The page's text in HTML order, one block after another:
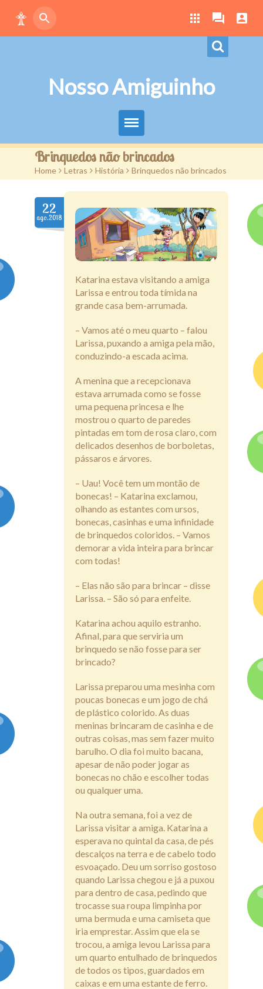
Nosso Amiguinho
Eduque Brincando
Letras
Downloads
Atividades
Assine
Brinquedos não brincados
Home > Letras > História > Brinquedos não brincados
22
ago.2018
Katarina estava visitando a amiga
Larissa e entrou toda tímida na
grande casa bem-arrumada.
– Vamos até o meu quarto – falou
Larissa, puxando a amiga pela mão,
conduzindo-a escada acima.
A menina que a recepcionava
estava arrumada como se fosse
uma pequena princesa e lhe
mostrou o quarto de paredes
pintadas em tom de rosa claro, com
delicados desenhos de borboletas,
pássaros e árvores.
– Uau! Você tem um montão de
bonecas! – Katarina exclamou,
olhando as estantes com ursos,
bonecas, casinhas e uma infinidade
de brinquedos coloridos. – Vamos
demorar a vida inteira para brincar
com todas!
– Elas não são para brincar – disse
Larissa. – São só para enfeite.
Katarina achou aquilo estranho.
Afinal, para que serviria um
brinquedo se não fosse para ser
brincado?
Larissa preparou uma mesinha com
poucas bonecas e um jogo de chá
de plástico colorido. As duas
meninas brincaram de casinha e de
outras coisas, mas sem fazer muito
barulho. O dia foi muito bacana,
apesar de não poder jogar as
bonecas no chão e escolher todas
ou qualquer uma.
Na outra semana, foi a vez de
Larissa visitar a amiga. Katarina a
esperava no quintal da casa, de pés
descalços na terra e de cabelo todo
esvoaçado. Deu um sorriso gostoso
quando Larissa chegou e já a puxou
para dentro de casa, pedindo que
trocasse sua roupa limpinha por
uma bermuda e uma camiseta que
iria emprestar. Assim que ela se
trocou, a amiga levou Larissa para
um quarto entulhado de brinquedos
de todos os tipos, guardados em
caixas e em uma estante de ferro.